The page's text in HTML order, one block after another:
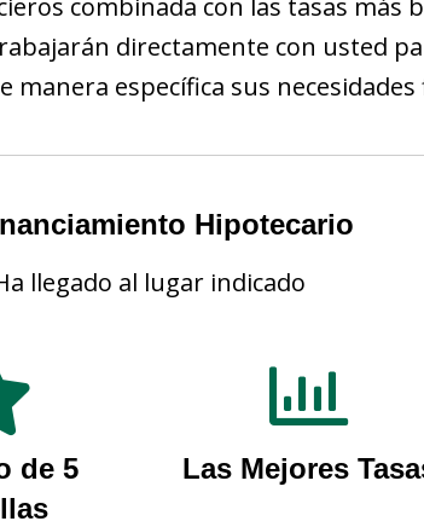
combinada con las tasas más
directamente con usted
manera específica sus
Hipotecario
llegado al lugar indicado
de 5
Las Mejores